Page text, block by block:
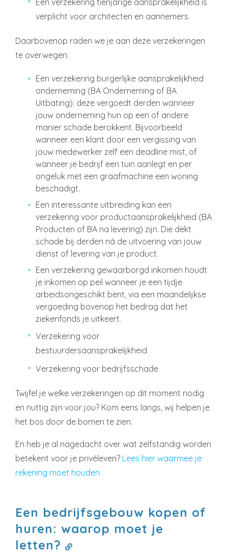
verplicht voor architecten en aannemers.
Daarbovenop raden we je aan deze verzekeringen
te overwegen:
Een verzekering burgerlijke aansprakelijkheid
onderneming (BA Onderneming of BA
Uitbating): deze vergoedt derden wanneer
jouw onderneming hun op een of andere
manier schade berokkent. Bijvoorbeeld
wanneer een klant door een vergissing van
jouw medewerker zelf een deadline mist, of
wanneer je bedrijf een tuin aanlegt en per
ongeluk met een graafmachine een woning
beschadigt.
Een interessante uitbreiding kan een
verzekering voor productaansprakelijkheid (BA
Producten of BA na levering) zijn. Die dekt
schade bij derden ná de uitvoering van jouw
dienst of levering van je product.
Een verzekering gewaarborgd inkomen houdt
je inkomen op peil wanneer je een tijdje
arbeidsongeschikt bent, via een maandelijkse
vergoeding bovenop het bedrag dat het
ziekenfonds je uitkeert.
Verzekering voor
bestuurdersaansprakelijkheid
Verzekering voor bedrijfsschade
Twijfel je welke verzekeringen op dit moment nodig
en nuttig zijn voor jou? Kom eens langs, wij helpen je
het bos door de bomen te zien.
En heb je al nagedacht over wat zelfstandig worden
betekent voor je privéleven? Lees hier waarmee je
rekening moet houden.
Een bedrijfsgebouw kopen of
huren: waarop moet je
letten?